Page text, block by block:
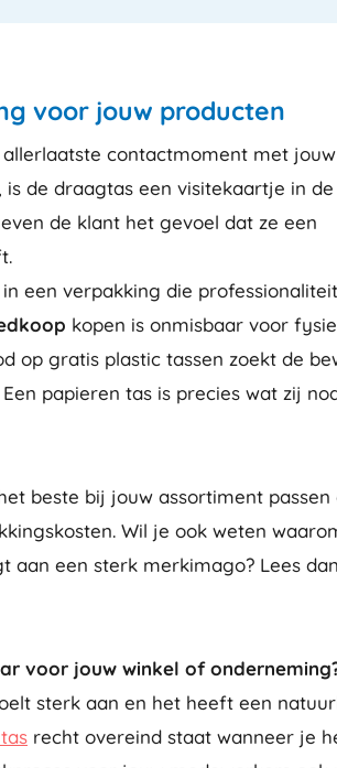
voor jouw producten
contactmoment met
de draagtas een visitekaartje in de
de klant het gevoel dat ze een
een verpakking die
kopen is onmisbaar voor
op gratis plastic tassen zoekt de
papieren tas is precies wat zij
beste bij jouw assortiment passen
Wil je ook weten
aan een sterk merkimago? Lees
voor jouw winkel of
sterk aan en het heeft een
recht overeind staat wanneer je